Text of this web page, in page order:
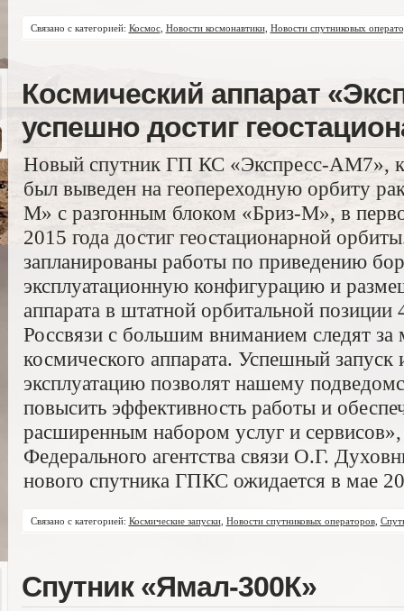
Связано с категорией: Космос, Новости космонавтики, Новости спутниковых
Космический аппарат
успешно достиг
Новый спутник ГП КС «Экспресс-АМ7»,
был выведен на геопереходную орбиту
М» с разгонным блоком «Бриз-М», в
2015 года достиг геостационарной
запланированы работы по приведению
эксплуатационную конфигурацию и
аппарата в штатной орбитальной
Россвязи с большим вниманием следят за
космического аппарата. Успешный
эксплуатацию позволят нашему
повысить эффективность работы и
расширенным набором услуг и сервисов»,
Федерального агентства связи О.Г.
нового спутника ГПКС ожидается в мае
Связано с категорией: Космические запуски, Новости спутниковых операторов,
Спутник «Ямал-300К»